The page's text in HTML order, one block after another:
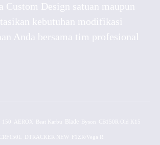
Custom Design satuan maupun
kebutuhan modifikasi
Anda bersama tim profesional
150 AEROX CB150R Old K15
CRF150L DTRACKER NEW F1ZR/Vega R